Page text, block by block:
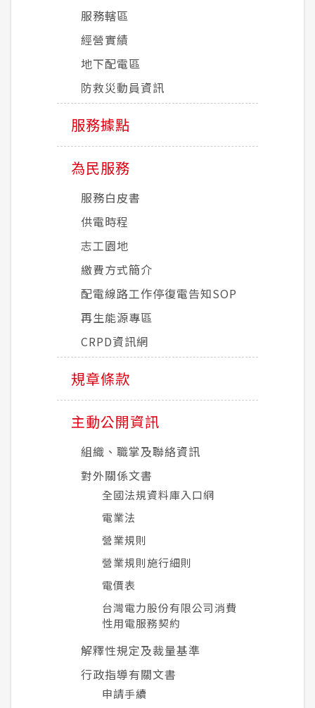
服務轄區
經營實績
地下配電區
防救災動員資訊
服務據點
為民服務
服務白皮書
供電時程
志工園地
繳費方式簡介
配電線路工作停復電告知SOP
再生能源專區
CRPD資訊網
規章條款
主動公開資訊
組織、職掌及聯絡資訊
對外關係文書
全國法規資料庫入口網
電業法
營業規則
營業規則施行細則
電價表
台灣電力股份有限公司消費
性用電服務契約
解釋性規定及裁量基準
行政指導有關文書
申請手續